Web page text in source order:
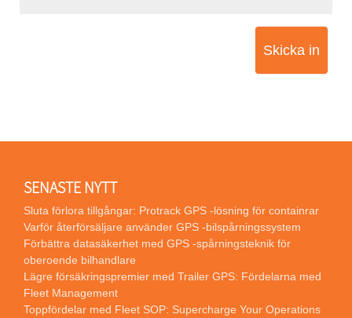
Skicka in
SENASTE NYTT
Sluta förlora tillgångar: Protrack GPS -lösning för containrar
Varför återförsäljare använder GPS -bilspårningssystem
Förbättra datasäkerhet med GPS -spårningsteknik för
oberoende bilhandlare
Lägre försäkringspremier med Trailer GPS: Fördelarna med
Fleet Management
Toppfördelar med Fleet SOP: Supercharge Your Operations